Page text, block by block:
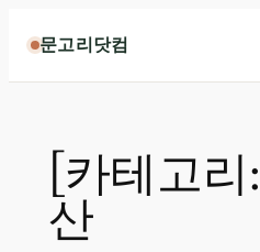
츠
문고리닷컴
[카테고리:]
산